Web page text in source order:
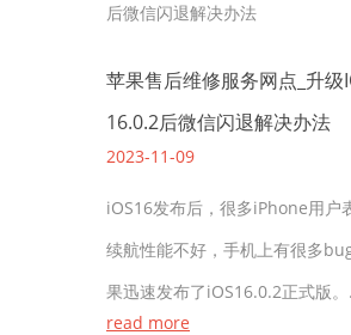
苹果售后维修服务网点_升级
16.0.2后微信闪退解决办法
2023-11-09
iOS16发布后，很多iPhone用户
续航性能不好，手机上有很多
果迅速发布了iOS16.0.2正式版
read more